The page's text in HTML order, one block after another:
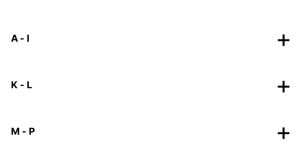
A - I
K - L
M - P